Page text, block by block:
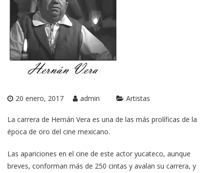
20 enero, 2017 admin Artistas
La carrera de Hernán Vera es una de las más prolíficas de la
época de oro del cine mexicano.
Las apariciones en el cine de este actor yucateco, aunque
breves, conforman más de 250 cintas y avalan su carrera, y